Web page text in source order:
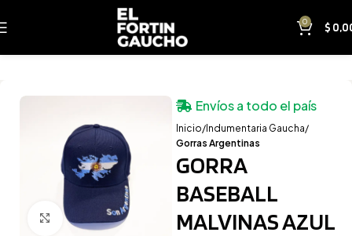
0 $
Clic para ampliar
Inicio
Indumentaria Gaucha
Gorras Argentinas
Envíos a todo el país
GORRA
BASEBALL
MALVINAS AZUL